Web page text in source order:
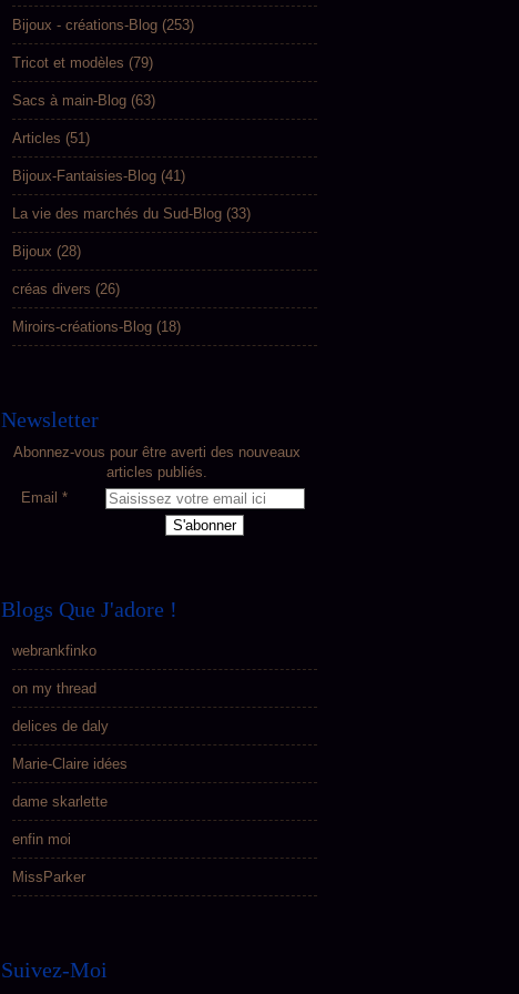
Bijoux - créations-Blog (253)
Tricot et modèles (79)
Sacs à main-Blog (63)
Articles (51)
Bijoux-Fantaisies-Blog (41)
La vie des marchés du Sud-Blog (33)
Bijoux (28)
créas divers (26)
Miroirs-créations-Blog (18)
Newsletter
Abonnez-vous pour être averti des nouveaux
articles publiés.
Email
Blogs Que J'adore !
webrankfinko
on my thread
delices de daly
Marie-Claire idées
dame skarlette
enfin moi
MissParker
Suivez-Moi